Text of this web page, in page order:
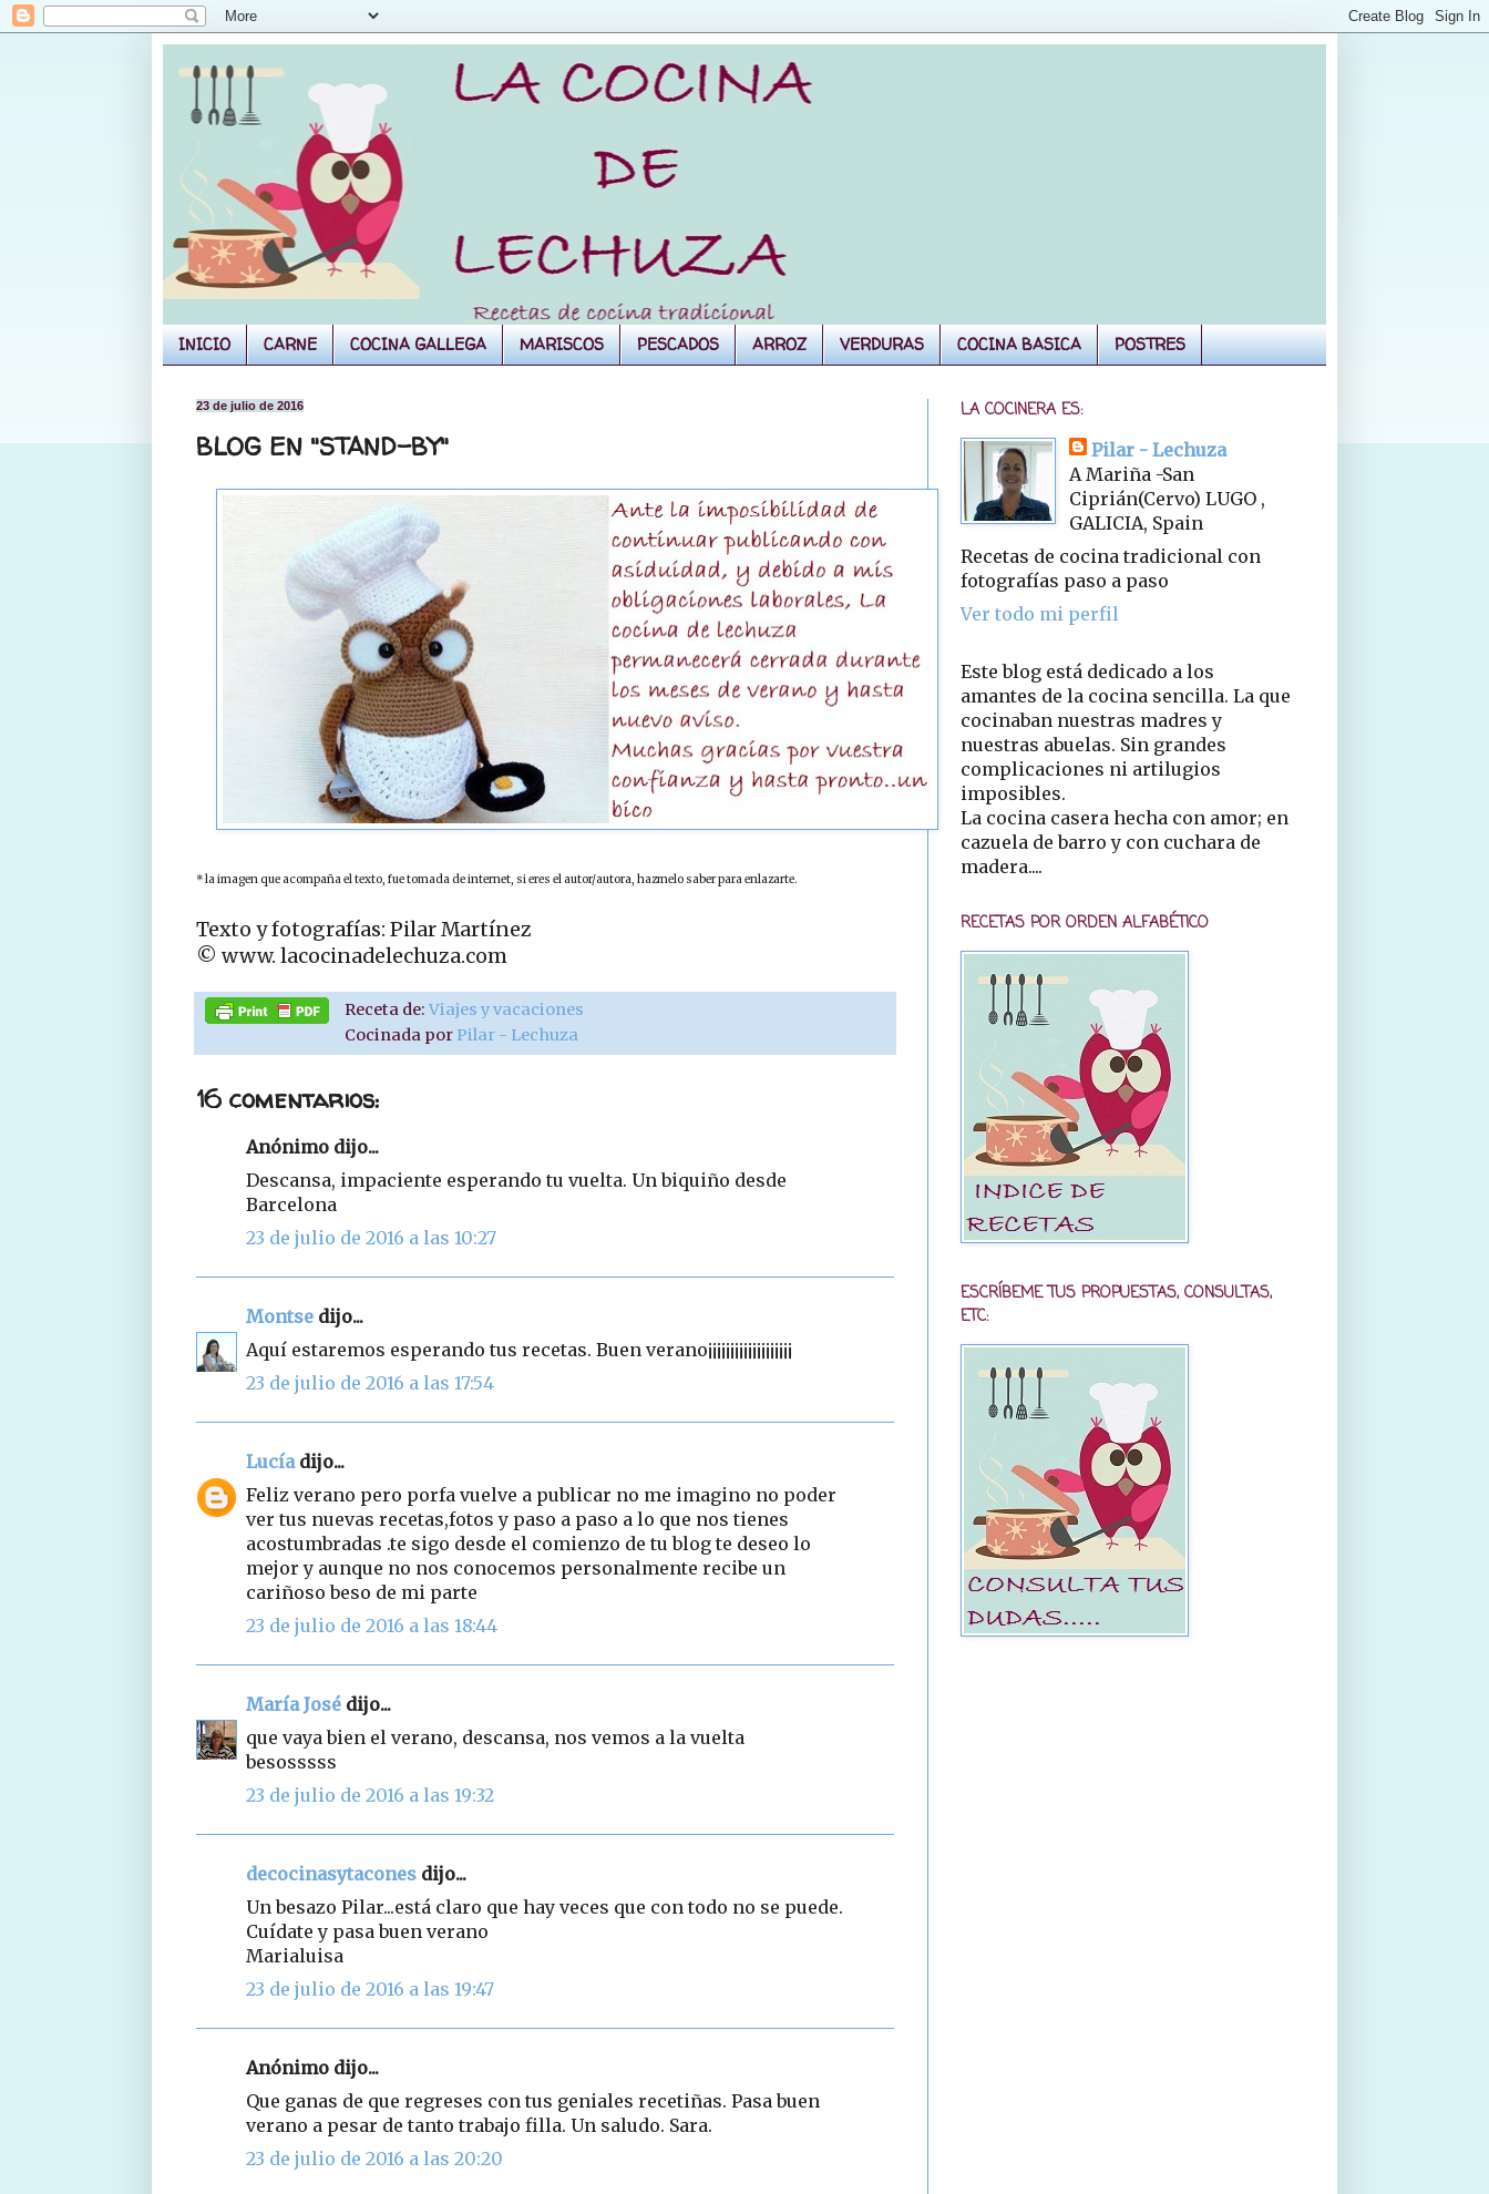
INICIO CARNE COCINA GALLEGA MARISCOS PESCADOS ARROZ VERDURAS COCINA BASICA POSTRES
23 de julio de 2016
BLOG EN "STAND-BY"
* la imagen que acompaña el texto, fue tomada de internet, si eres el autor/autora, hazmelo saber para enlazarte.
Texto y fotografías: Pilar Martínez
© www. lacocinadelechuza.com
Receta de:Viajes y vacaciones
Cocinada por Pilar - Lechuza
16 comentarios:
Anónimo dijo...
Descansa, impaciente esperando tu vuelta. Un biquiño desde
Barcelona
23 de julio de 2016 a las 10:27
Montse dijo...
Aquí estaremos esperando tus recetas. Buen verano¡¡¡¡¡¡¡¡¡¡¡¡¡¡¡¡¡¡¡
23 de julio de 2016 a las 17:54
Lucíadijo...
Feliz verano pero porfa vuelve a publicar no me imagino no poder
ver tus nuevas recetas,fotos y paso a paso a lo que nos tienes
acostumbradas .te sigo desde el comienzo de tu blog te deseo lo
mejor y aunque no nos conocemos personalmente recibe un
cariñoso beso de mi parte
23 de julio de 2016 a las 18:44
María José dijo...
que vaya bien el verano, descansa, nos vemos a la vuelta
besosssss
23 de julio de 2016 a las 19:32
decocinasytacones dijo...
Un besazo Pilar...está claro que hay veces que con todo no se puede.
Cuídate y pasa buen verano
Marialuisa
23 de julio de 2016 a las 19:47
Anónimo dijo...
Que ganas de que regreses con tus geniales recetiñas. Pasa buen
verano a pesar de tanto trabajo filla. Un saludo. Sara.
23 de julio de 2016 a las 20:20
LA COCINERA ES:
Pilar - Lechuza
A Mariña -San
Ciprián(Cervo) LUGO ,
GALICIA, Spain
Recetas de cocina tradicional con
fotografías paso a paso
Ver todo mi perfil
Este blog está dedicado a los
amantes de la cocina sencilla. La que
cocinaban nuestras madres y
nuestras abuelas. Sin grandes
complicaciones ni artilugios
imposibles.
La cocina casera hecha con amor; en
cazuela de barro y con cuchara de
madera....
RECETAS POR ORDEN ALFABÉTICO
ESCRÍBEME TUS PROPUESTAS, CONSULTAS,
ETC: